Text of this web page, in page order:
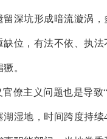
深坑形成暗流漩涡
位，有法不依、执
。
僚主义问题也是导致
湿地，时间跨度持